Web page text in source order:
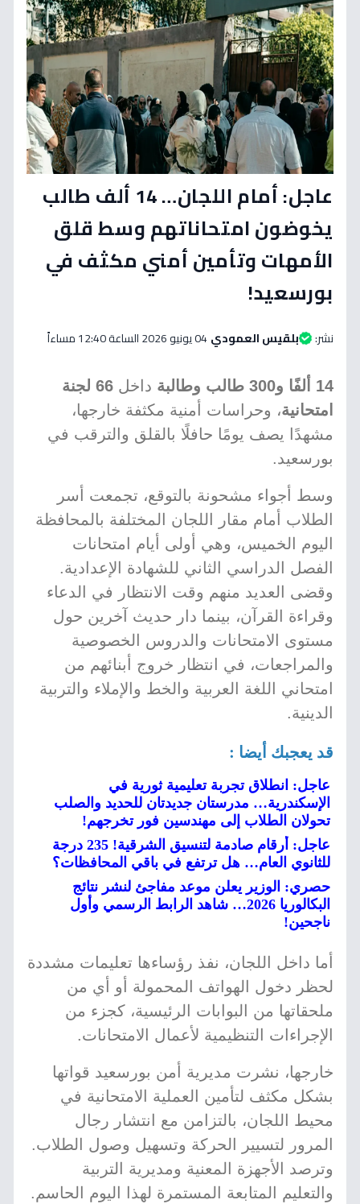
عاجل: أمام اللجان… 14 ألف طالب
يخوضون امتحاناتهم وسط قلق
الأمهات وتأمين أمني مكثف في
بورسعيد!
نشر: بلقيس العمودي04 يونيو 2026 الساعة 12:40 مساءاً
14 ألفًا و300 طالب وطالبة داخل
66 لجنة
امتحانية، وحراسات أمنية مكثفة خارجها،
مشهدًا يصف يومًا حافلًا بالقلق والترقب في
بورسعيد.
وسط أجواء مشحونة بالتوقع، تجمعت أسر
الطلاب أمام مقار اللجان المختلفة بالمحافظة
اليوم الخميس، وهي أولى أيام امتحانات
الفصل الدراسي الثاني للشهادة الإعدادية.
وقضى العديد منهم وقت الانتظار في الدعاء
وقراءة القرآن، بينما دار حديث آخرين حول
مستوى الامتحانات والدروس الخصوصية
والمراجعات، في انتظار خروج أبنائهم من
امتحاني اللغة العربية والخط والإملاء والتربية
الدينية.
قد يعجبك أيضا :
عاجل: انطلاق تجربة تعليمية ثورية في
الإسكندرية… مدرستان جديدتان للحديد والصلب
تحولان الطلاب إلى مهندسين فور تخرجهم!
عاجل: أرقام صادمة لتنسيق الشرقية! 235 درجة
للثانوي العام… هل ترتفع في باقي المحافظات؟
حصري: الوزير يعلن موعد مفاجئ لنشر نتائج
البكالوريا 2026… شاهد الرابط الرسمي وأول
ناجحين!
أما داخل اللجان، نفذ رؤساءها تعليمات مشددة
لحظر دخول الهواتف المحمولة أو أي من
ملحقاتها من البوابات الرئيسية، كجزء من
الإجراءات التنظيمية لأعمال الامتحانات.
خارجها، نشرت مديرية أمن بورسعيد قواتها
بشكل مكثف لتأمين العملية الامتحانية في
محيط اللجان، بالتزامن مع انتشار رجال
المرور لتسيير الحركة وتسهيل وصول الطلاب.
وترصد الأجهزة المعنية ومديرية التربية
والتعليم المتابعة المستمرة لهذا اليوم الحاسم.